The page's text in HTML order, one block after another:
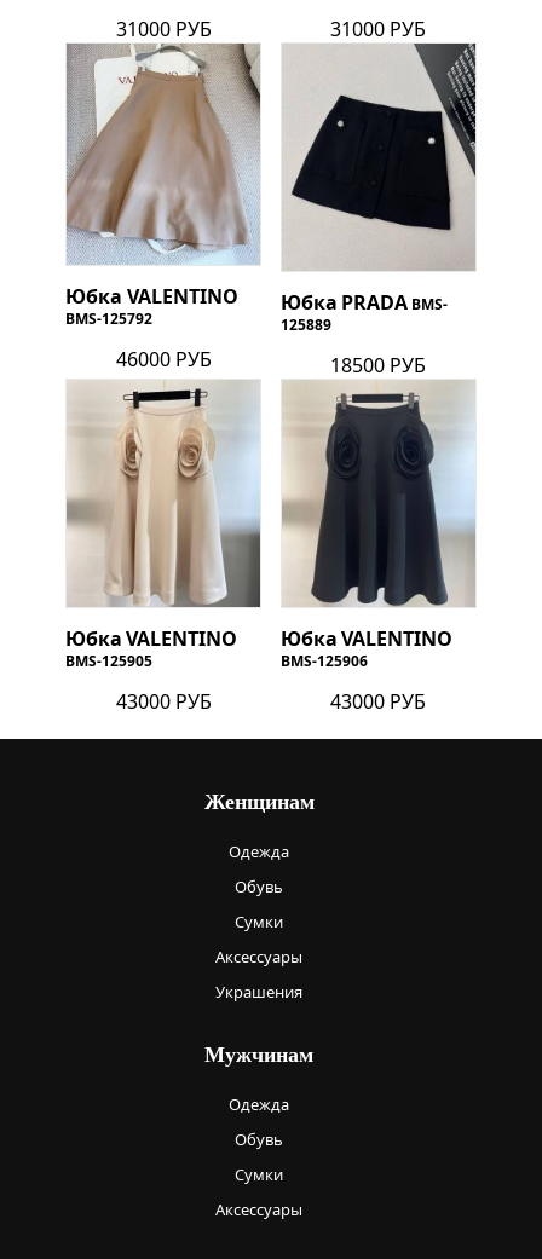
31000 РУБ 31000 РУБ
Юбка VALENTINO
BMS-125792
46000 РУБ
Юбка PRADA BMS-
125889
18500 РУБ
ЮбкаVALENTINO
BMS-125905
43000 РУБ
ЮбкаVALENTINO
BMS-125906
43000 РУБ
Женщинам
Одежда
Обувь
Сумки
Аксессуары
Украшения
Мужчинам
Одежда
Обувь
Сумки
Аксессуары